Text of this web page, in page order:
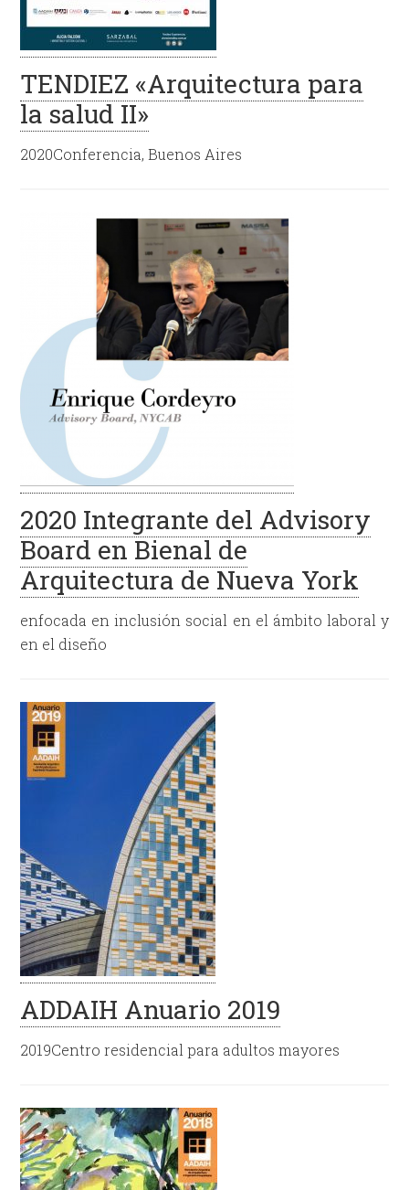
TENDIEZ «Arquitectura para
la salud II»
2020Conferencia, Buenos Aires
2020 Integrante del Advisory
Board en Bienal de
Arquitectura de Nueva York
enfocada en inclusión social en el ámbito laboral y
en el diseño
ADDAIH Anuario 2019
2019Centro residencial para adultos mayores